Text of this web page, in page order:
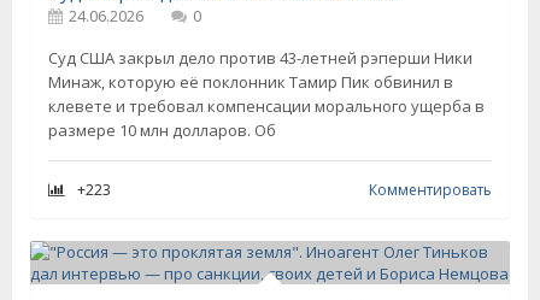
24.06.2026
0
Суд США закрыл дело против 43-летней рэперши Ники
Минаж, которую её поклонник Тамир Пик обвинил в
клевете и требовал компенсации морального ущерба в
размере 10 млн долларов. Об
+223 Комментировать